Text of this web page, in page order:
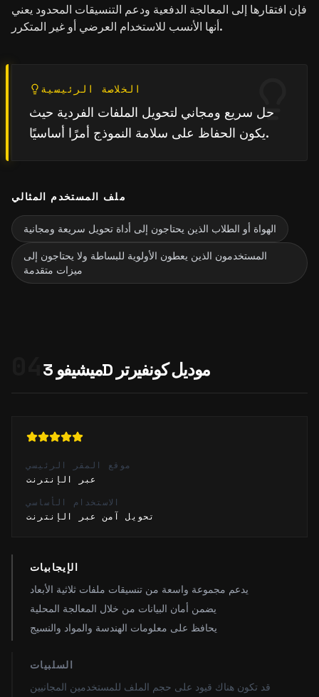
فإن افتقارها إلى المعالجة الدفعية ودعم التنسيقات المحدود يعني
أنها الأنسب للاستخدام العرضي أو غير المتكرر.
الخلاصة الرئيسية
حل سريع ومجاني لتحويل الملفات الفردية حيث
يكون الحفاظ على سلامة النموذج أمرًا أساسيًا.
ملف المستخدم المثالي
الهواة أو الطلاب الذين يحتاجون إلى أداة تحويل سريعة ومجانية
المستخدمون الذين يعطون الأولوية للبساطة ولا يحتاجون إلى
ميزات متقدمة
ميشيفو 3D موديل كونفيرتر
موقع المقر الرئيسي
عبر الإنترنت
الاستخدام الأساسي
تحويل آمن عبر الإنترنت
الإيجابيات
يدعم مجموعة واسعة من تنسيقات ملفات ثلاثية الأبعاد
يضمن أمان البيانات من خلال المعالجة المحلية
يحافظ على معلومات الهندسة والمواد والنسيج
السلبيات
قد تكون هناك قيود على حجم الملف للمستخدمين المجانيين